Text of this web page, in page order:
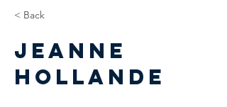
< Back
Jeanne
HOLLANDE